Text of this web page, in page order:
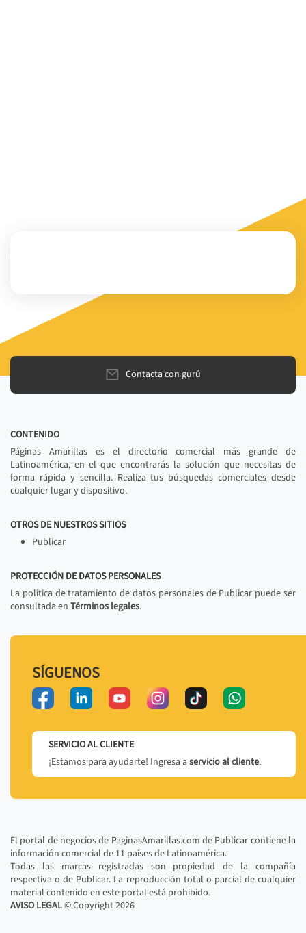
Contacta con gurú
CONTENIDO
Páginas Amarillas es el directorio comercial más grande de
Latinoamérica, en el que encontrarás la solución que necesitas de
forma rápida y sencilla. Realiza tus búsquedas comerciales desde
cualquier lugar y dispositivo.
OTROS DE NUESTROS SITIOS
Publicar
PROTECCIÓN DE DATOS PERSONALES
La política de tratamiento de datos personales de Publicar puede ser
consultada en Términos legales.
SÍGUENOS
SERVICIO AL CLIENTE
¡Estamos para ayudarte! Ingresa a servicio al cliente.
El portal de negocios de PaginasAmarillas.com de Publicar contiene la
información comercial de 11 países de Latinoamérica.
Todas las marcas registradas son propiedad de la compañía
respectiva o de Publicar. La reproducción total o parcial de cualquier
material contenido en este portal está prohibido.
AVISO LEGAL© Copyright2026